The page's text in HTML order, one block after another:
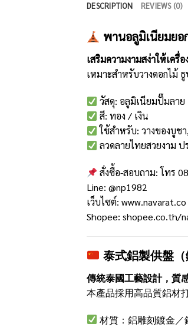
DESCRIPTION REVIEWS (0)
พานอลูมิเนียมยอ
เสริมความงามสง่าให้เค
เหมาะสำหรับวางดอกไม้
วัสดุ: อลูมิเนียมปั๊มลาย
สี: ทอง / เงิน
ใช้สำหรับ: วางของบูช
ลวดลายไทยสวยงาม
สั่งซื้อ-สอบถาม: โทร
Line: @np1982
เว็บไซต์: www.navarat.co
Shopee: shopee.co.th/
泰式鋁製供盤（
傳統泰國工藝設計，質
本產品採用高品質鋁材
材質：鋁雕刻鍍金／